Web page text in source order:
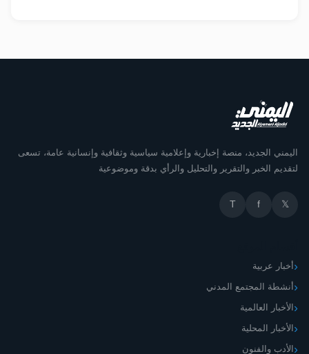
اليمني الجديد، منصة إخبارية وإعلامية سياسية وثقافية وإنسانية عامة، تسعى
لتقديم الخبر والتقرير والتحليل والرأي بدقة وموضوعية
𝕏
f
T
أخبار عربية
أنشطة المجتمع المدني
الأخبار العالمية
الأخبار المحلية
الأدب والفنون